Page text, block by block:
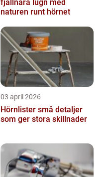
fjällnära lugn med
naturen runt hörnet
03 april 2026
Hörnlister små detaljer
som ger stora skillnader